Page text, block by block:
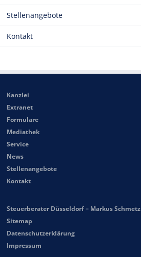
Stellenangebote
Kontakt
Kanzlei
Extranet
Formulare
Mediathek
Service
News
Stellenangebote
Kontakt
Steuerberater Düsseldorf – Markus Schmetz
Sitemap
Datenschutzerklärung
Impressum